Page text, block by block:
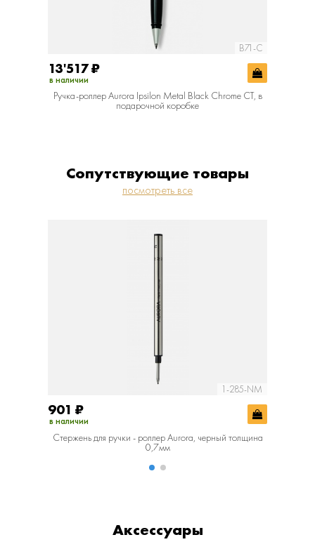
B71-C
13'517₽
в наличии
Ручка-роллер Aurora Ipsilon Metal Black Chrome CT, в
подарочной коробке
Сопутствующие товары
посмотреть все
1-285-NM
901 ₽
в наличии
Стержень для ручки - роллер Aurora, черный толщина
0,7мм
Аксессуары